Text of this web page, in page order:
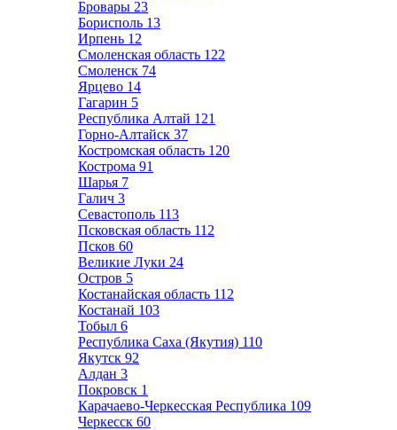
Бровары 23
Борисполь 13
Ирпень 12
Смоленская область 122
Смоленск 74
Ярцево 14
Гагарин 5
Республика Алтай 121
Горно-Алтайск 37
Костромская область 120
Кострома 91
Шарья 7
Галич 3
Севастополь 113
Псковская область 112
Псков 60
Великие Луки 24
Остров 5
Костанайская область 112
Костанай 103
Тобыл 6
Республика Саха (Якутия) 110
Якутск 92
Алдан 3
Покровск 1
Карачаево-Черкесская Республика 109
Черкесск 60